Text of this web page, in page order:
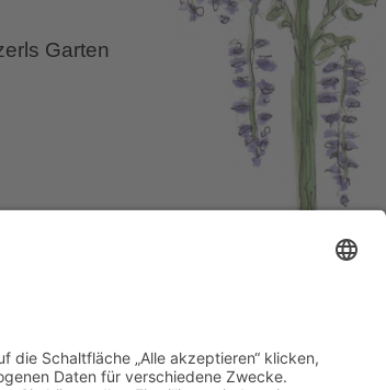
Garten